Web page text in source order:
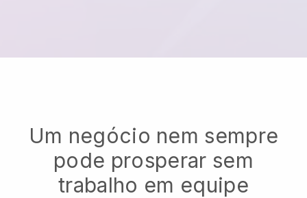
Um negócio nem sempre
pode prosperar sem
trabalho em equipe